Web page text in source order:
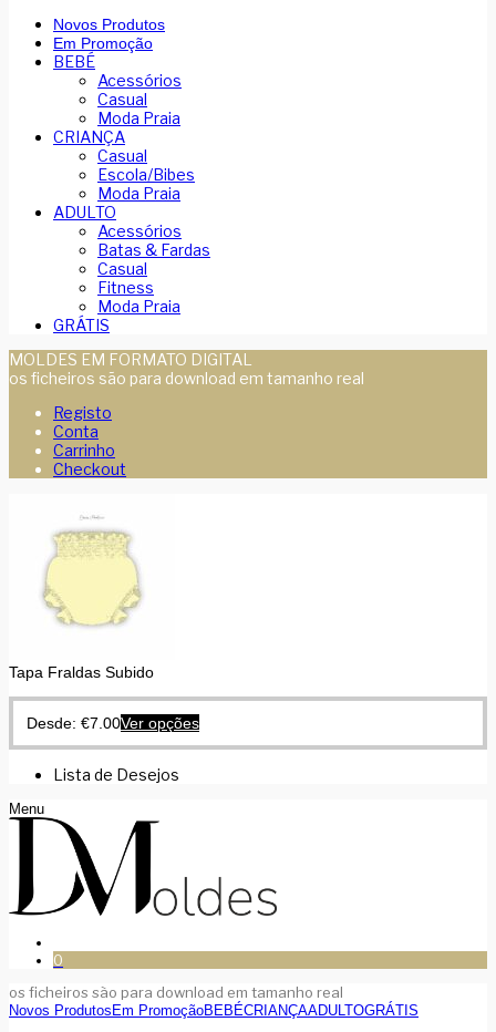
Novos Produtos
Em Promoção
BEBÉ
Acessórios
Casual
Moda Praia
CRIANÇA
Casual
Escola/Bibes
Moda Praia
ADULTO
Acessórios
Batas & Fardas
Casual
Fitness
Moda Praia
GRÁTIS
MOLDES EM FORMATO DIGITAL
os ficheiros são para download em tamanho real
Registo
Conta
Carrinho
Checkout
Tapa Fraldas Subido
Desde: €7.00Ver opções
Lista de Desejos
Menu
0
os ficheiros são para download em tamanho real
Novos Produtos Em PromoçãoBEBÉCRIANÇAADULTOGRÁTIS